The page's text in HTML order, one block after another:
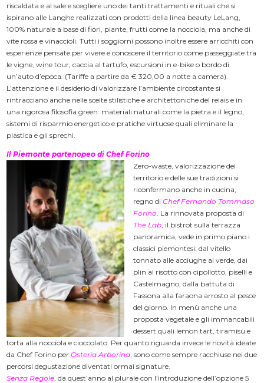
riscaldata e al sale e scegliere uno dei tanti trattamenti e rituali che si
ispirano alle Langhe realizzati con prodotti della linea beauty LeLang,
100% naturale a base di fiori, piante, frutti come la nocciola, ma anche di
vite rossa e vinaccioli. Tutti i soggiorni possono inoltre essere arricchiti con
esperienze pensate per vivere e conoscere il territorio come passeggiate tra
le vigne, wine tour, caccia al tartufo, escursioni in e-bike o bordo di
un’auto d’epoca. (Tariffe a partire da € 320,00 a notte a camera).
L’attenzione e il desiderio di valorizzare l’ambiente circostante si
rintracciano anche nelle scelte stilistiche e architettoniche del relais e in
una rigorosa filosofia green: materiali naturali come la pietra e il legno,
sistemi di risparmio energetico e pratiche virtuose quali eliminare la
plastica e gli sprechi.
Il Piemonte partenopeo di Chef Forino
Zero-waste, valorizzazione del
territorio e delle sue tradizioni si
riconfermano anche in cucina,
regno diChef Fernando Tommaso
Forino . La rinnovata proposta di
The Lab , il bistrot sulla terrazza
panoramica, vede in primo piano i
classici piemontesi: dal vitello
tonnato alle acciughe al verde, dai
plin al risotto con cipollotto, piselli e
Castelmagno, dalla battuta di
Fassona alla faraona arrosto al pesce
del giorno. In menù anche una
proposta vegetale e gli immancabili
dessert quali lemon tart, tiramisù e
torta alla nocciola e cioccolato. Per quanto riguarda invece le novità ideate
da Chef Forino perOsteria Arborina , sono come sempre racchiuse nei due
percorsi degustazione diventati ormai signature.
Senza Regole , da quest’anno al plurale con l’introduzione dell’opzione 5